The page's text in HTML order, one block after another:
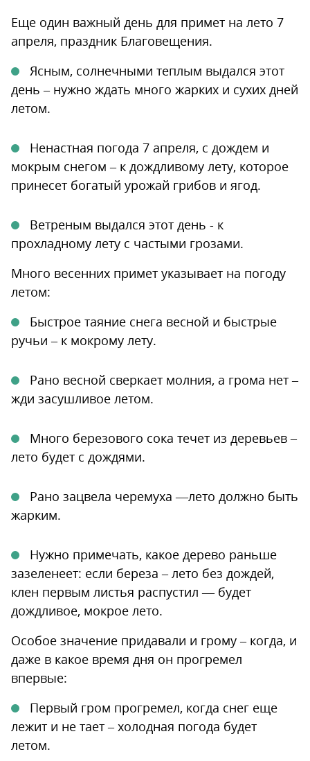
Еще один важный день для примет на лето 7
апреля, праздник Благовещения.
Ясным, солнечными теплым выдался этот
день – нужно ждать много жарких и сухих дней
летом.
Ненастная погода 7 апреля, с дождем и
мокрым снегом – к дождливому лету, которое
принесет богатый урожай грибов и ягод.
Ветреным выдался этот день - к
прохладному лету с частыми грозами.
Много весенних примет указывает на погоду
летом:
Быстрое таяние снега весной и быстрые
ручьи – к мокрому лету.
Рано весной сверкает молния, а грома нет –
жди засушливое летом.
Много березового сока течет из деревьев –
лето будет с дождями.
Рано зацвела черемуха —лето должно быть
жарким.
Нужно примечать, какое дерево раньше
зазеленеет: если береза – лето без дождей,
клен первым листья распустил — будет
дождливое, мокрое лето.
Особое значение придавали и грому – когда, и
даже в какое время дня он прогремел
впервые:
Первый гром прогремел, когда снег еще
лежит и не тает – холодная погода будет
летом.